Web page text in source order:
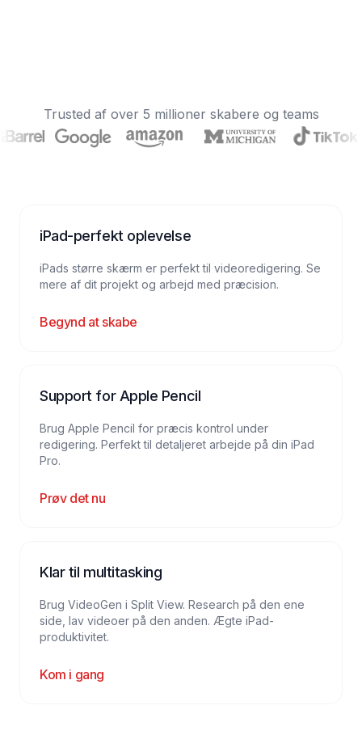
Trusted af over 5 millioner skabere og teams
iPad-perfekt oplevelse
iPads større skærm er perfekt til videoredigering. Se
mere af dit projekt og arbejd med præcision.
Begynd at skabe
Support for Apple Pencil
Brug Apple Pencil for præcis kontrol under
redigering. Perfekt til detaljeret arbejde på din iPad
Pro.
Prøv det nu
Klar til multitasking
Brug VideoGen i Split View. Research på den ene
side, lav videoer på den anden. Ægte iPad-
produktivitet.
Kom i gang